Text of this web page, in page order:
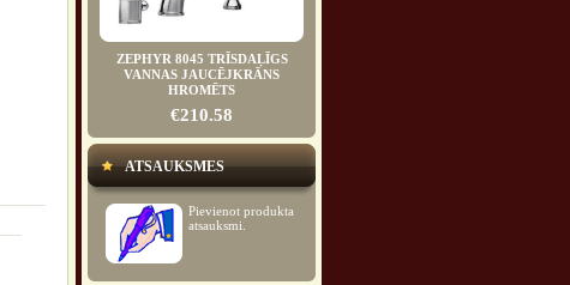
ZEPHYR 8045 TRĪSDAĻĪGS
VANNAS JAUCĒJKRĀNS
HROMĒTS
€210.58
ATSAUKSMES
Pievienot produkta
atsauksmi.